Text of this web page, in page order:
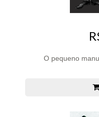
O pequeno